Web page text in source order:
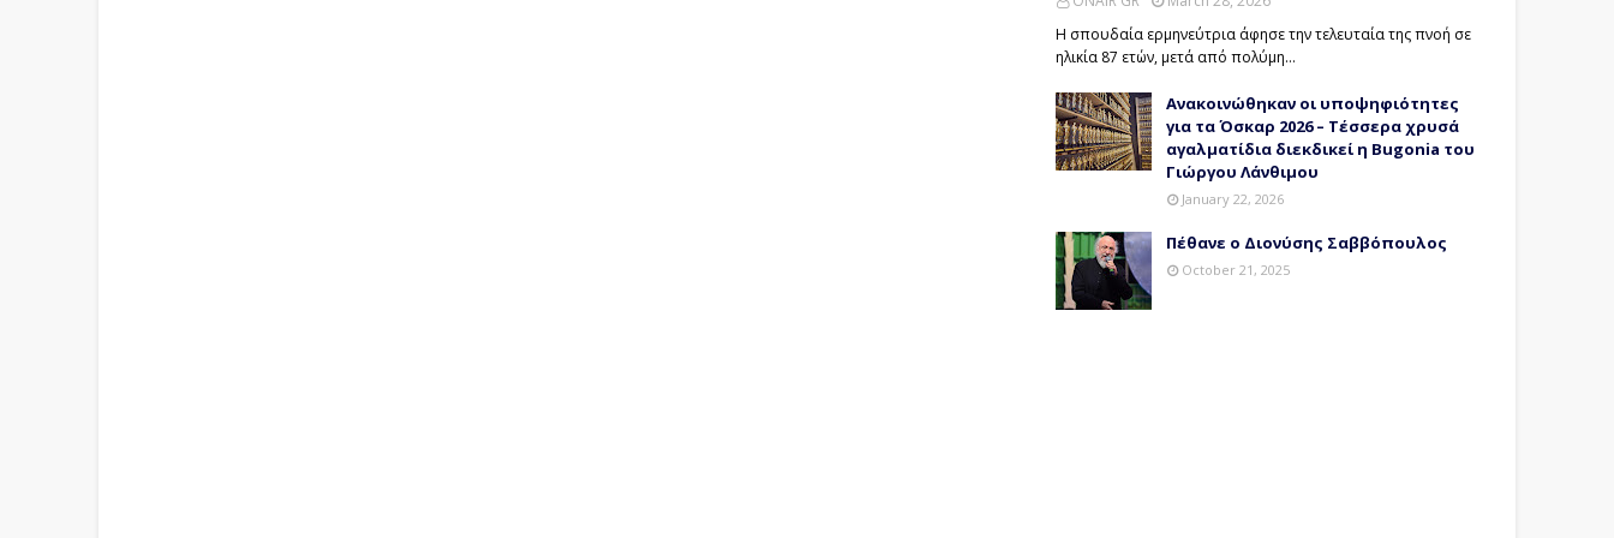
Η σπουδαία ερμηνεύτρια άφησε την τελευταία της πνοή σε
ηλικία 87 ετών, μετά από πολύμη…
Ανακοινώθηκαν οι υποψηφιότητες
για τα Όσκαρ 2026 – Τέσσερα χρυσά
αγαλματίδια διεκδικεί η Bugonia του
Γιώργου Λάνθιμου
January 22, 2026
Πέθανε ο Διονύσης Σαββόπουλος
October 21, 2025